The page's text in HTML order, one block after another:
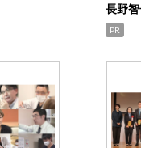
長野
PR